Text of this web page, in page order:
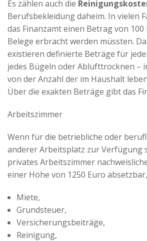
Es zählen auch die
Berufsbekleidung daheim. In vielen
das Finanzamt einen Betrag von 100
Belege erbracht werden müssten.
existieren definierte Beträge für
jedes Bügeln oder Ablufttrocknen –
von der Anzahl der im Haushalt
Über die exakten Beträge gibt das
Arbeitszimmer
Wenn für die betriebliche oder
anderer Arbeitsplatz zur Verfügung
privates Arbeitszimmer
einer Höhe von 1250 Euro
Miete,
Grundsteuer,
Versicherungsbeiträge,
Reinigung,